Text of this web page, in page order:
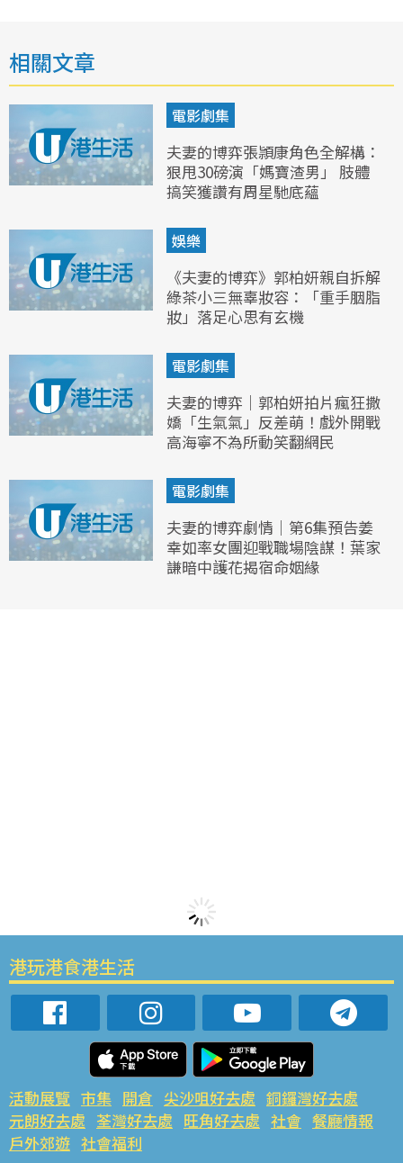
相關文章
電影劇集
夫妻的博弈張頴康角色全解構：
狠甩30磅演「媽寶渣男」 肢體
搞笑獲讚有周星馳底蘊
娛樂
《夫妻的博弈》郭柏妍親自拆解
綠茶小三無辜妝容：「重手胭脂
妝」落足心思有玄機
電影劇集
夫妻的博弈｜郭柏妍拍片瘋狂撒
嬌「生氣氣」反差萌！戲外開戰
高海寧不為所動笑翻網民
電影劇集
夫妻的博弈劇情｜第6集預告姜
幸如率女團迎戰職場陰謀！葉家
謙暗中護花揭宿命姻緣
港玩港食港生活
活動展覽 市集 開倉 尖沙咀好去處 銅鑼灣好去處
元朗好去處 荃灣好去處 旺角好去處 社會 餐廳情報
戶外郊遊 社會福利